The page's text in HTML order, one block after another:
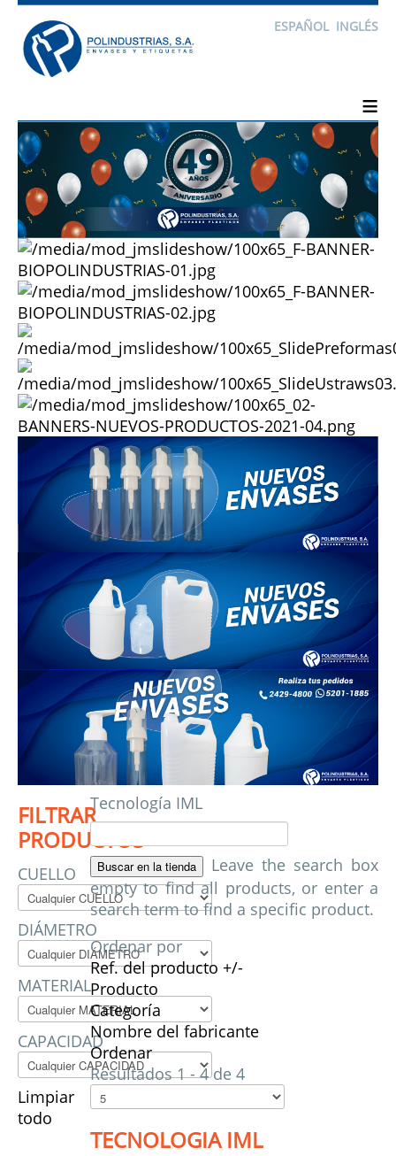
ESPAÑOL INGLÉS
≡
FILTRAR
PRODUCTOS
CUELLO
DIÁMETRO
MATERIAL
CAPACIDAD
Limpiar
todo
Tecnología IML
Leave the search box
empty to find all products, or enter a
search term to find a specific product.
Ordenar por
Ref. del producto +/-
Producto
Categoría
Nombre del fabricante
Ordenar
Resultados 1 - 4 de 4
TECNOLOGIA IML